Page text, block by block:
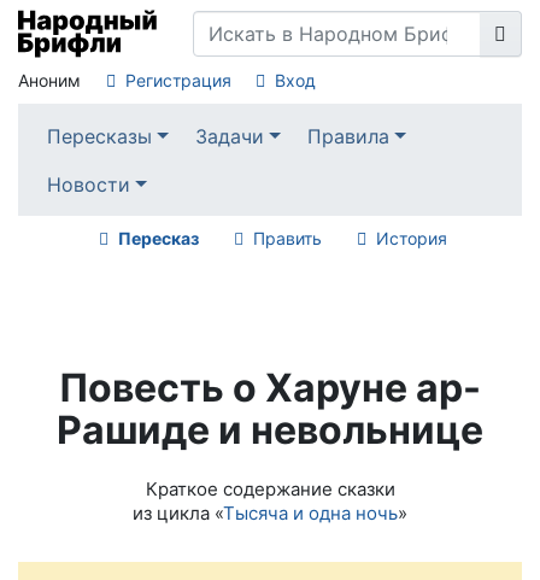
Аноним Регистрация Вход
Пересказы Задачи
Правила
Новости
Пересказ Править История
Повесть о Харуне ар-
Рашиде и невольнице
Краткое содержание сказки
из цикла «Тысяча и одна ночь»